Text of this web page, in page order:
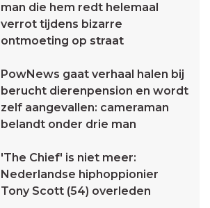
man die hem redt helemaal
verrot tijdens bizarre
ontmoeting op straat
PowNews gaat verhaal halen bij
berucht dierenpension en wordt
zelf aangevallen: cameraman
belandt onder drie man
'The Chief' is niet meer:
Nederlandse hiphoppionier
Tony Scott (54) overleden